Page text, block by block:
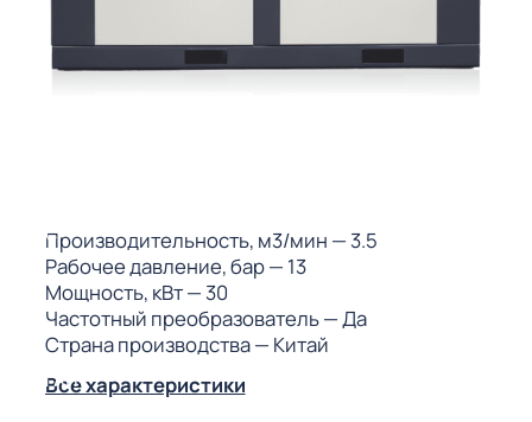
Производительность, м3/мин — 3.5
Рабочее давление, бар— 13
Мощность, кВт— 30
Частотный преобразователь— Да
Страна производства— Китай
Все характеристики
(МКС)
АИ